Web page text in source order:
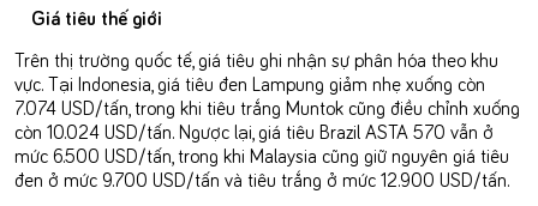
Giá tiêu thế giới
Trên thị trường quốc tế, giá tiêu ghi nhận sự phân hóa theo khu
vực. Tại Indonesia, giá tiêu đen Lampung giảm nhẹ xuống còn
7.074 USD/tấn, trong khi tiêu trắng Muntok cũng điều chỉnh xuống
còn 10.024 USD/tấn. Ngược lại, giá tiêu Brazil ASTA 570 vẫn ở
mức 6.500 USD/tấn, trong khi Malaysia cũng giữ nguyên giá tiêu
đen ở mức 9.700 USD/tấn và tiêu trắng ở mức 12.900 USD/tấn.